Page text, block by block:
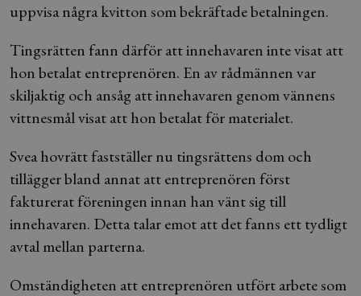
uppvisa några kvitton som bekräftade betalningen.
Tingsrätten fann därför att innehavaren inte visat att
hon betalat entreprenören. En av rådmännen var
skiljaktig och ansåg att innehavaren genom vännens
vittnesmål visat att hon betalat för materialet.
Svea hovrätt fastställer nu tingsrättens dom och
tillägger bland annat att entreprenören först
fakturerat föreningen innan han vänt sig till
innehavaren. Detta talar emot att det fanns ett tydligt
avtal mellan parterna.
Omständigheten att entreprenören utfört arbete som